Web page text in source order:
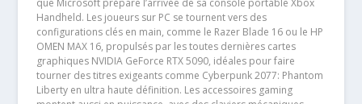
que Microsoft prépare l’arrivée de sa console portable Xbox
Handheld. Les joueurs sur PC se tournent vers des
configurations clés en main, comme le Razer Blade 16 ou le HP
OMEN MAX 16, propulsés par les toutes dernières cartes
graphiques NVIDIA GeForce RTX 5090, idéales pour faire
tourner des titres exigeants comme Cyberpunk 2077: Phantom
Liberty en ultra haute définition. Les accessoires gaming